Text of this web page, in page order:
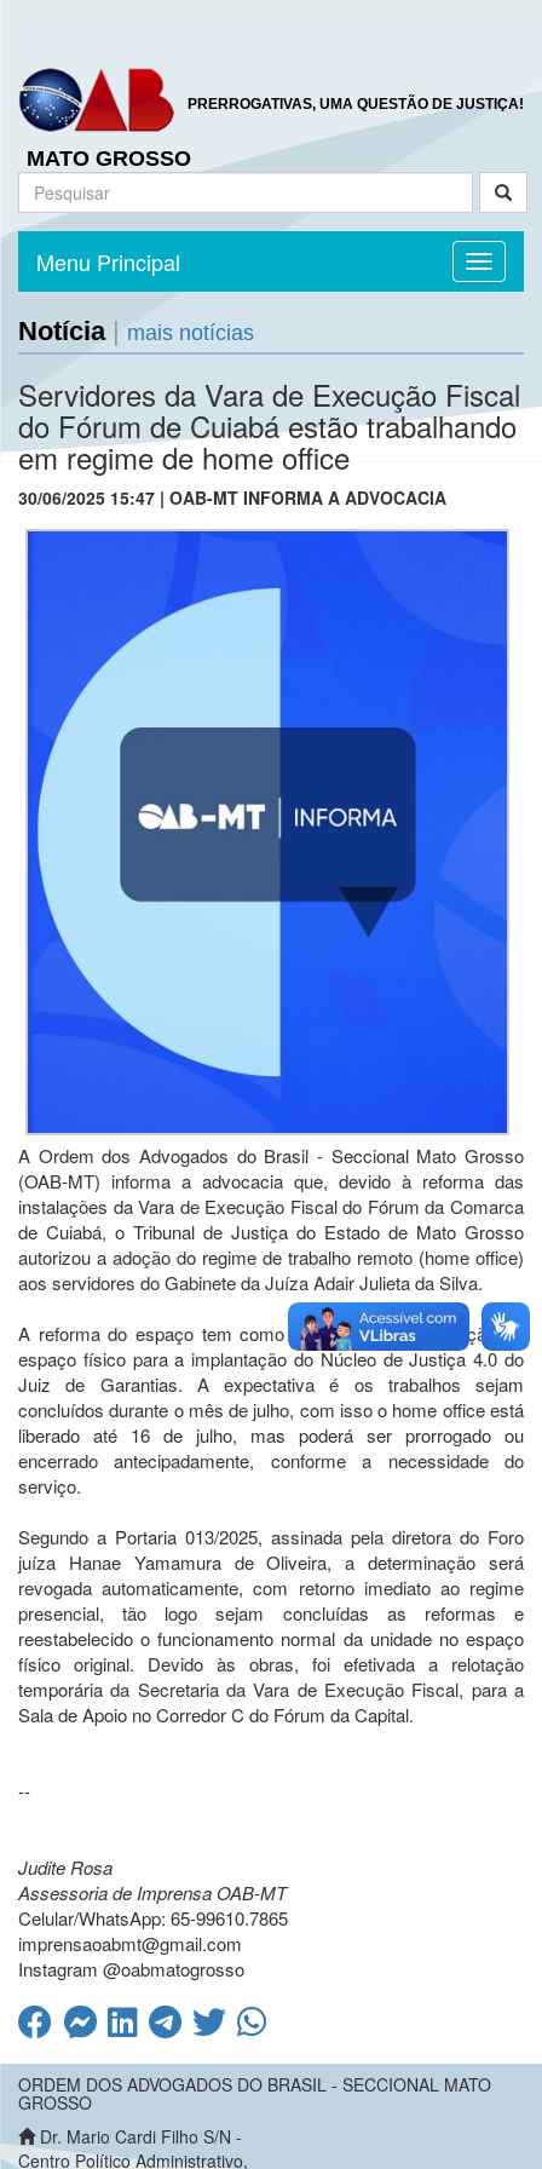
PRERROGATIVAS, UMA QUESTÃO DE JUSTIÇA!
MATO GROSSO
Toggle
Menu Principal
Notícia| mais notícias
Servidores da Vara de Execução Fiscal
do Fórum de Cuiabá estão trabalhando
em regime de home office
30/06/2025 15:47 | OAB-MT INFORMA A ADVOCACIA
A Ordem dos Advogados do Brasil - Seccional Mato Grosso
(OAB-MT) informa a advocacia que, devido à reforma das
instalações da Vara de Execução Fiscal do Fórum da Comarca
de Cuiabá, o Tribunal de Justiça do Estado de Mato Grosso
autorizou a adoção do regime de trabalho remoto (home office)
aos servidores do Gabinete da Juíza Adair Julieta da Silva.
A reforma do espaço tem como finalidade a readequação do
espaço físico para a implantação do Núcleo de Justiça 4.0 do
Juiz de Garantias. A expectativa é os trabalhos sejam
concluídos durante o mês de julho, com isso o home office está
liberado até 16 de julho, mas poderá ser prorrogado ou
encerrado antecipadamente, conforme a necessidade do
serviço.
Segundo a Portaria 013/2025, assinada pela diretora do Foro
juíza Hanae Yamamura de Oliveira, a determinação será
revogada automaticamente, com retorno imediato ao regime
presencial, tão logo sejam concluídas as reformas e
reestabelecido o funcionamento normal da unidade no espaço
físico original. Devido às obras, foi efetivada a relotação
temporária da Secretaria da Vara de Execução Fiscal, para a
Sala de Apoio no Corredor C do Fórum da Capital.
--
Judite Rosa
Assessoria de Imprensa OAB-MT
Celular/WhatsApp: 65-99610.7865
imprensaoabmt@gmail.com
Instagram @oabmatogrosso
ORDEM DOS ADVOGADOS DO BRASIL - SECCIONAL MATO
GROSSO
Dr. Mario Cardi Filho S/N -
Centro Político Administrativo,